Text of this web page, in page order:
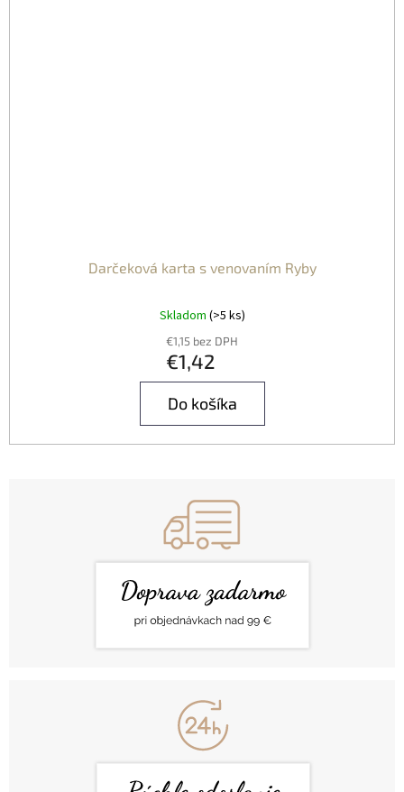
Darčeková karta s venovaním Ryby
Skladom (>5 ks)
€1,15 bez DPH
€1,42
Do košíka